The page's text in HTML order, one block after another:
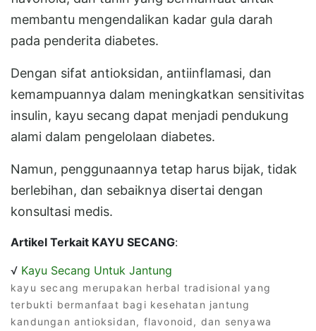
membantu mengendalikan kadar gula darah
pada penderita diabetes.
Dengan sifat antioksidan, antiinflamasi, dan
kemampuannya dalam meningkatkan sensitivitas
insulin, kayu secang dapat menjadi pendukung
alami dalam pengelolaan diabetes.
Namun, penggunaannya tetap harus bijak, tidak
berlebihan, dan sebaiknya disertai dengan
konsultasi medis.
Artikel Terkait KAYU SECANG:
√ Kayu Secang Untuk Jantung
kayu secang merupakan herbal tradisional yang
terbukti bermanfaat bagi kesehatan jantung
kandungan antioksidan, flavonoid, dan senyawa